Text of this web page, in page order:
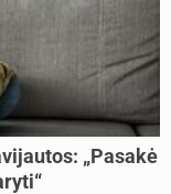
„Pasakė